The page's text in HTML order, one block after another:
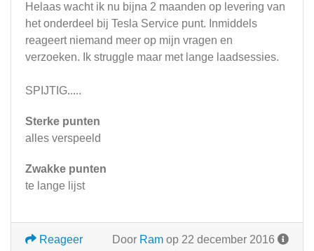
Helaas wacht ik nu bijna 2 maanden op levering van
het onderdeel bij Tesla Service punt. Inmiddels
reageert niemand meer op mijn vragen en
verzoeken. Ik struggle maar met lange laadsessies.
SPIJTIG.....
Sterke punten
alles verspeeld
Zwakke punten
te lange lijst
Door Ram op 22 december 2016
Reageer